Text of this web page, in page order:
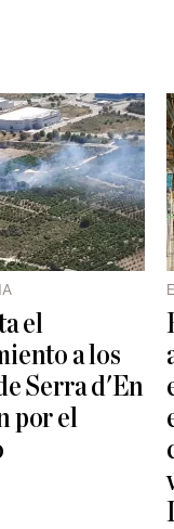
el
a los
Serra d'En
por el